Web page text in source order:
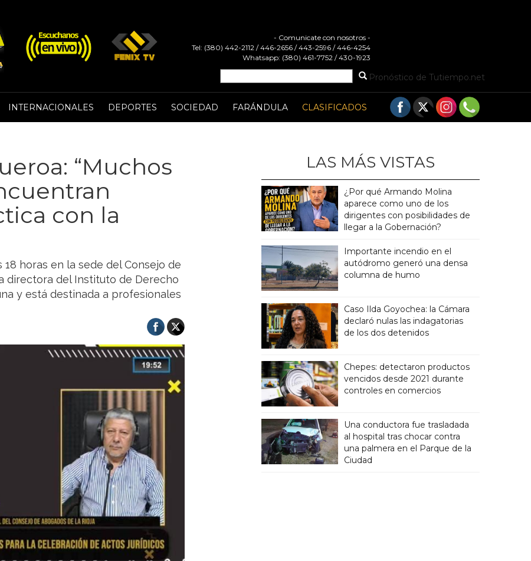
- Comunicate con nosotros -
Tel: (380) 442-2112 / 446-2656 / 443-2596 / 446-4254
Whatsapp: (380) 461-7752 / 430-1923
Pronóstico de Tutiempo.net
INTERNACIONALES DEPORTES SOCIEDAD FARÁNDULA CLASIFICADOS
“Muchos
con la
horas en la sede del Consejo de
directora del Instituto de Derecho
y está destinada a profesionales
LAS MÁS VISTAS
¿Por qué Armando Molina
aparece como uno de los
dirigentes con posibilidades de
llegar a la Gobernación?
Importante incendio en el
autódromo generó una densa
columna de humo
Caso Ilda Goyochea: la Cámara
declaró nulas las indagatorias
de los dos detenidos
Chepes: detectaron productos
vencidos desde 2021 durante
controles en comercios
Una conductora fue trasladada
al hospital tras chocar contra
una palmera en el Parque de la
Ciudad